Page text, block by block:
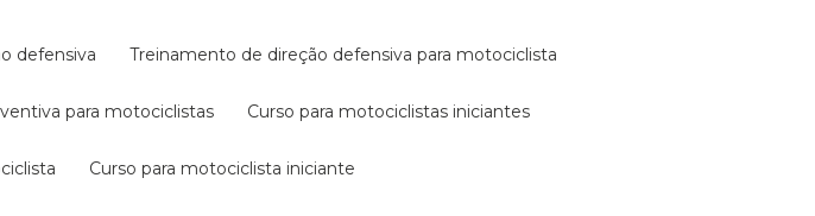
defensiva treinamento de direção defensiva para motociclista
para motociclistas curso para motociclistas iniciantes
curso para motociclista iniciante